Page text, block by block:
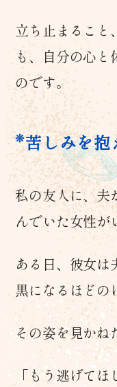
立ち止まること
も、自分の心と
のです。
苦しみを抱
私の友人に、夫
んでいた女性が
ある日、彼女は
黒になるほどの
その姿を見かね
「もう逃げてほ